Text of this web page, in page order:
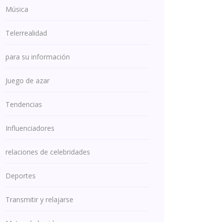
Música
Telerrealidad
para su información
Juego de azar
Tendencias
Influenciadores
relaciones de celebridades
Deportes
Transmitir y relajarse